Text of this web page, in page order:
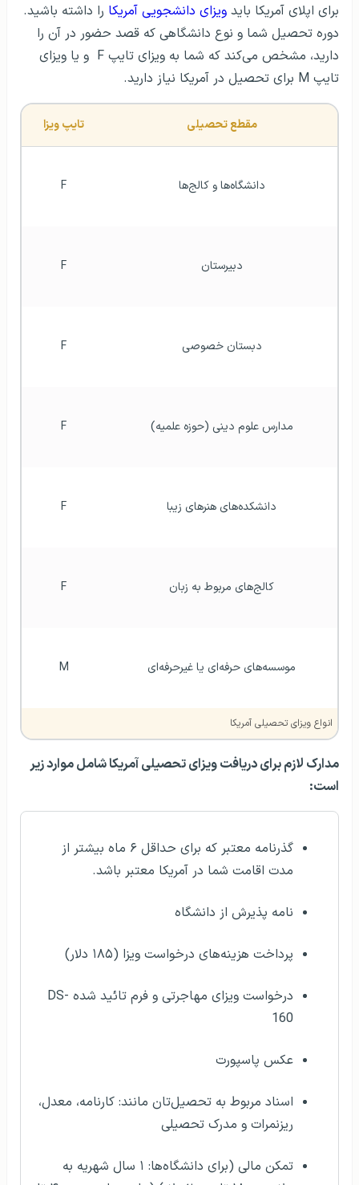
برای اپلای آمریکا باید ویزای دانشجویی آمریکا را داشته‌ باشید.
دوره‌ تحصیل شما و نوع دانشگاهی که قصد حضور در آن را
دارید، مشخص می‌کند که شما به ویزای تایپ F و یا ویزای
تایپ M برای تحصیل در آمریکا نیاز دارید.
مقطع تحصیلی تایپ ویزا
دانشگا‌ه‌ها و کالج‌ها F
دبیرستان F
دبستان خصوصی F
مدارس علوم دینی (حوزه علمیه) F
دانشکده‌های هنرهای زیبا F
کالج‌های مربوط به زبان F
موسسه‌های حرفه‌ای یا غیرحرفه‌ای M
انواع ویزای تحصیلی آمریکا
مدارک لازم برای دریافت ویزای تحصیلی آمریکا شامل موارد زیر
است:
گذرنامه معتبر که برای حداقل ۶ ماه بیشتر از
مدت اقامت شما در آمریکا معتبر باشد.
نامه پذیرش از دانشگاه
پرداخت هزینه‌های درخواست ویزا (۱۸۵ دلار)
درخواست ویزای مهاجرتی و فرم تائید شده DS-
160
عکس پاسپورت
اسناد مربوط به تحصیل‌تان مانند: کارنامه، معدل،
ریزنمرات و مدرک تحصیلی
تمکن مالی (برای دانشگاه‌ها: ۱ سال شهریه به